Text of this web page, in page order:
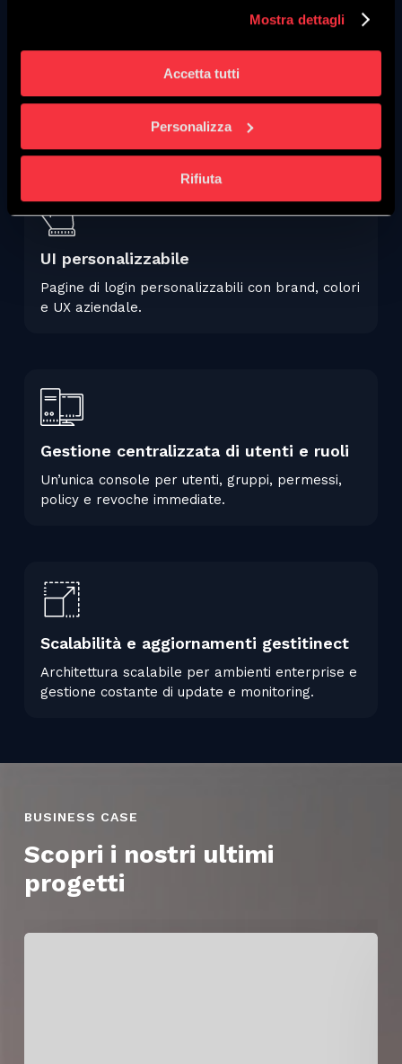
Mostra dettagli
Accetta tutti
Personalizza
Rifiuta
Autenticazione avanzata (2FA/OTP)
Protezione degli accessi con codici monouso e
UI personalizzabile
Pagine di login personalizzabili con brand, colori
e UX aziendale.
Gestione centralizzata di utenti e ruoli
Un’unica console per utenti, gruppi, permessi,
policy e revoche immediate.
Scalabilità e aggiornamenti gestitinect
Architettura scalabile per ambienti enterprise e
gestione costante di update e monitoring.
BUSINESS CASE
Scopri i nostri ultimi
progetti